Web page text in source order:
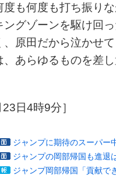
度も何度も打ち振り
ングゾーンを駆け回
、原田だから泣かせ
、あらゆるものを差
日4時9分］
ジャンプに期待のスーパー
ジャンプの岡部帰国も進退
ジャンプ岡部帰国「貢献で